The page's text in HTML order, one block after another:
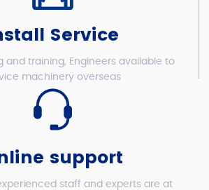
Service
and training, Engineers available to
machinery overseas
support
staff and experts are at